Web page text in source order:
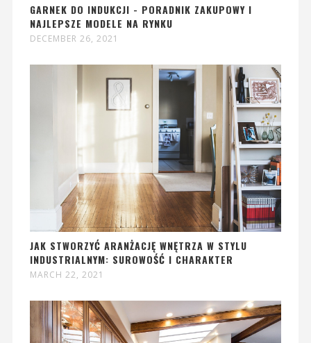
GARNEK DO INDUKCJI - PORADNIK ZAKUPOWY I
NAJLEPSZE MODELE NA RYNKU
DECEMBER 26, 2021
JAK STWORZYĆ ARANŻACJĘ WNĘTRZA W STYLU
INDUSTRIALNYM: SUROWOŚĆ I CHARAKTER
MARCH 22, 2021